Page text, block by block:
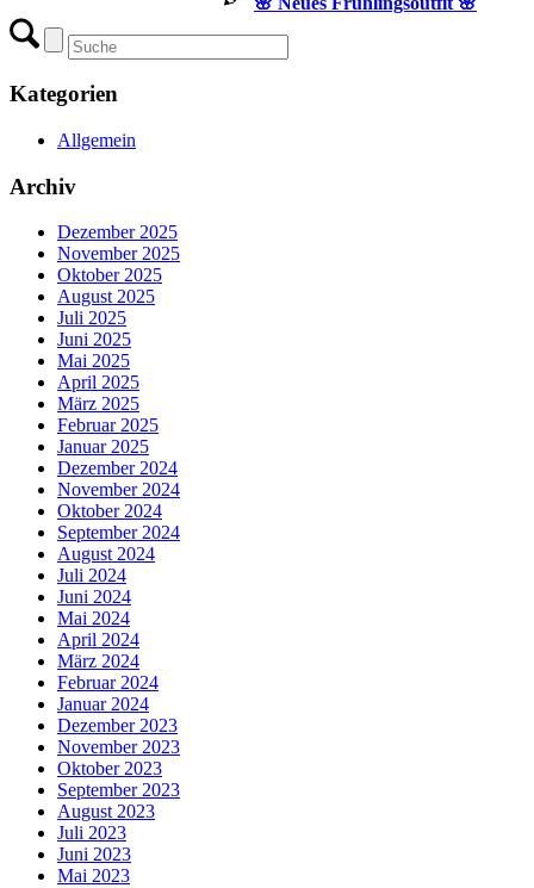
Kategorien
Allgemein
Archiv
Dezember 2025
November 2025
Oktober 2025
August 2025
Juli 2025
Juni 2025
Mai 2025
April 2025
März 2025
Februar 2025
Januar 2025
Dezember 2024
November 2024
Oktober 2024
September 2024
August 2024
Juli 2024
Juni 2024
Mai 2024
April 2024
März 2024
Februar 2024
Januar 2024
Dezember 2023
November 2023
Oktober 2023
September 2023
August 2023
Juli 2023
Juni 2023
Mai 2023